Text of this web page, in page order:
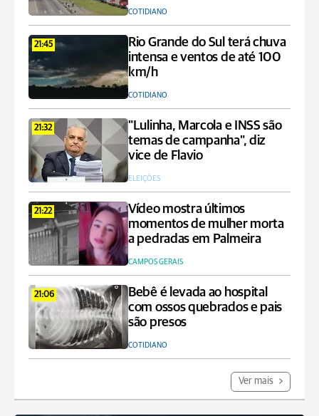
COTIDIANO
21:45
Rio Grande do Sul terá chuva
intensa e ventos de até 100
km/h
COTIDIANO
21:32
"Lulinha, Marcola e INSS são
temas de campanha", diz
vice de Flavio
ELEIÇÕES
21:22
Vídeo mostra últimos
momentos de mulher morta
a pedradas em Palmeira
CAMPOS GERAIS
21:06
Bebê é levada ao hospital
com ossos quebrados e pais
são presos
COTIDIANO
Ver mais